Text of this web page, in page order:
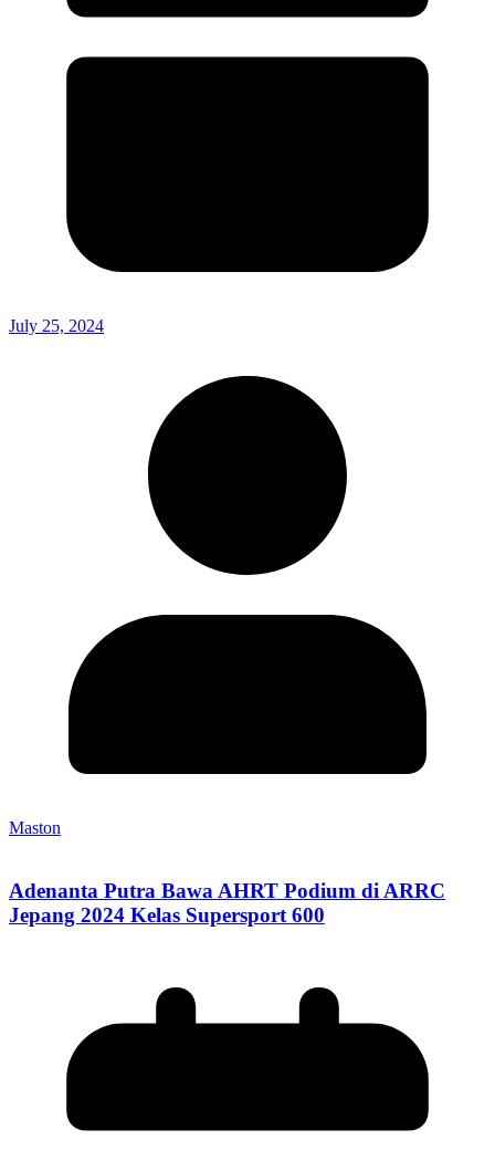
July 25, 2024
Maston
Adenanta Putra Bawa AHRT Podium di ARRC
Jepang 2024 Kelas Supersport 600